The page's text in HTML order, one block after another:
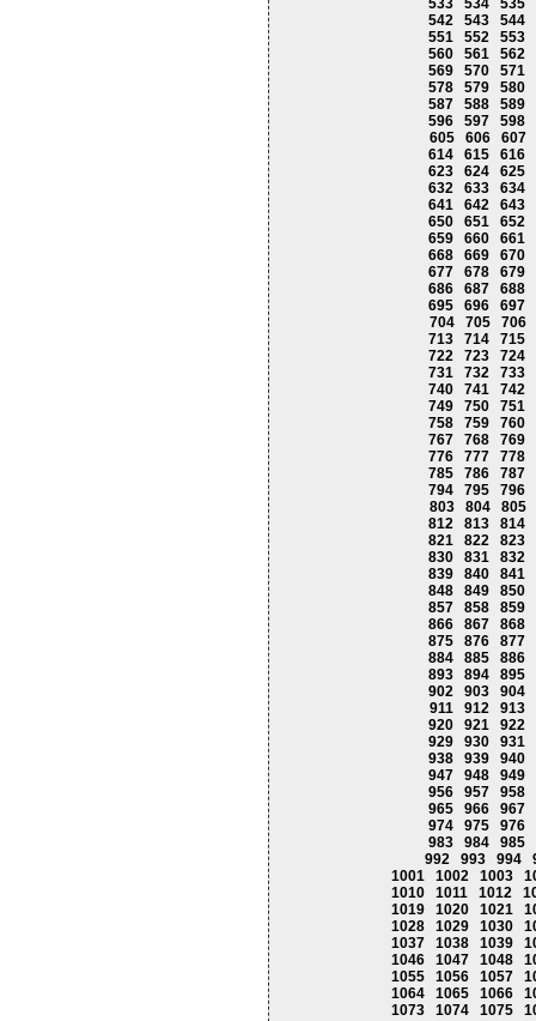
533
534
535
542
543
544
551
552
553
560
561
562
569
570
571
578
579
580
587
588
589
596
597
598
605
606
607
614
615
616
623
624
625
632
633
634
641
642
643
650
651
652
659
660
661
668
669
670
677
678
679
686
687
688
695
696
697
704
705
706
713
714
715
722
723
724
731
732
733
740
741
742
749
750
751
758
759
760
767
768
769
776
777
778
785
786
787
794
795
796
803
804
805
812
813
814
821
822
823
830
831
832
839
840
841
848
849
850
857
858
859
866
867
868
875
876
877
884
885
886
893
894
895
902
903
904
911
912 913
920
921
922
929
930
931
938
939
940
947
948
949
956
957
958
965
966
967
974
975
976
983
984
985
992
993 994
1001
1002 1003
1010
1011 1012
1019
1020 1021
1028
1029 1030
1037
1038 1039
1046
1047 1048
1055
1056 1057
1064
1065 1066
1073
1074 1075